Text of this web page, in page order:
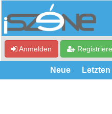
Anmelden
Neue Letzten